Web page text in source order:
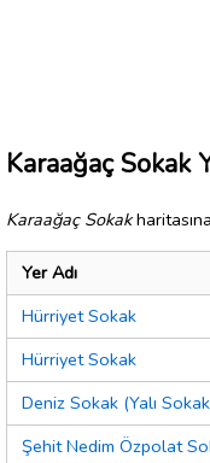
Karaağaç Sokak
Karaağaç Sokak
Yer Adı
Hürriyet Sokak
Hürriyet Sokak
Deniz Sokak (Yalı
Şehit Nedim Özpolat